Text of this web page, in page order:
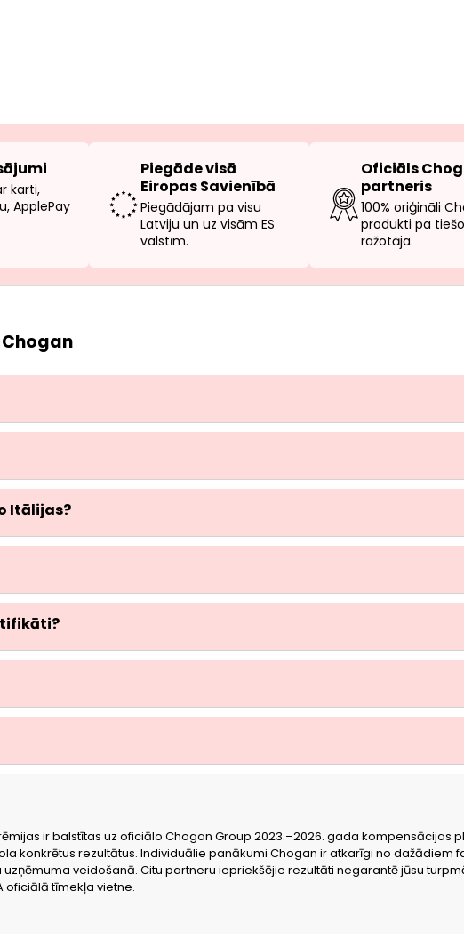
karti,
ApplePay
Piegāde visā
Eiropas Savienībā
Piegādājam pa visu
Latviju un uz visām ES
valstīm.
Oficiāls
partneris
100% oriģināli
produkti pa
ražotāja.
Itālijas?
ir balstītas uz oficiālo Chogan Group 2023.–2026. gada kompensācijas
konkrētus rezultātus. Individuālie panākumi Chogan ir atkarīgi no dažādiem
veidošanā. Citu partneru iepriekšējie rezultāti negarantē jūsu
oficiālā tīmekļa vietne.